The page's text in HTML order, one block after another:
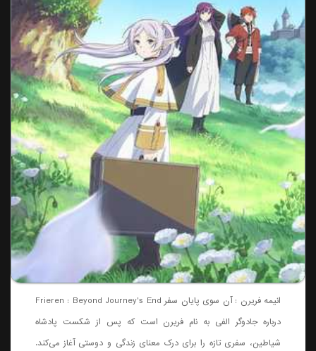
انیمه فریرن : آن سوی پایان سفر Frieren : Beyond Journey's End
درباره جادوگر الفی به نام فریرن است که پس از شکست پادشاه
شیاطین، سفری تازه را برای درک معنای زندگی و دوستی آغاز می‌کند.